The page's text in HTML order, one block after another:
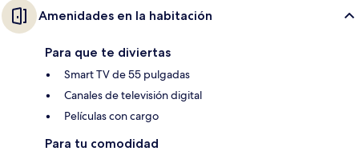
Amenidades en la habitación
Para que te diviertas
Smart TV de 55 pulgadas
Canales de televisión digital
Películas con cargo
Para tu comodidad